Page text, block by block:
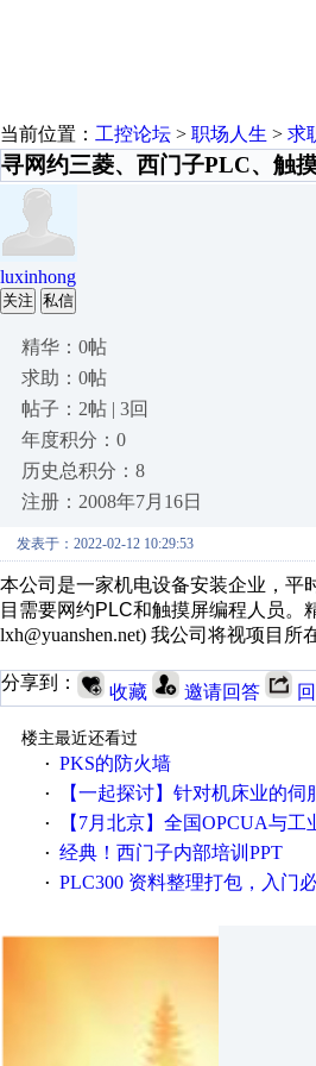
当前位置： 工控论坛 > 职场人生 > 求
寻网约三菱、西门子PLC、触
luxinhong
关注 私信
精华：0帖
求助：0帖
帖子：2帖 | 3回
年度积分：0
历史总积分：8
注册：2008年7月16日
发表于：2022-02-12 10:29:53
本公司是一家机电设备安装企业，平
目需要网约PLC和触摸屏编程人员。
lxh@yuanshen.net) 我公司将视项目所
分享到： 收藏 邀请回答
楼主最近还看过
· PKS的防火墙
· 【一起探讨】针对机床业的伺服系统发展，您的期望是什
· 【7月北京】全国OPCUA与工业互联技术培训班通
· 经典！西门子内部培训PPT
· PLC300 资料整理打包，入门